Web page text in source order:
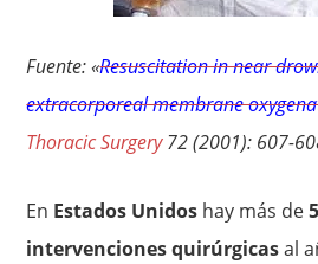
Fuente: «Resuscitation in near
extracorporeal membrane
Thoracic Surgery72 (2001): 607-
En Estados Unidos hay más de
intervenciones quirúrgicasal